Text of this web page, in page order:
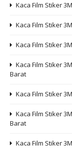
Kaca Film Stiker
Kaca Film Stiker
Kaca Film Stiker
Kaca Film Stiker
Barat
Kaca Film Stiker
Kaca Film Stiker
Barat
Kaca Film Stiker